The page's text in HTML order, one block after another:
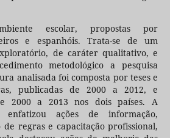
escolar, propostas por
e espanhóis. Trata-se de um
de caráter qualitativo, e
metodológico a pesquisa
analisada foi composta por teses e
publicadas de 2000 a 2012, e
2000 a 2013 nos dois países. A
ações de informação,
de regras e capacitação profissional,